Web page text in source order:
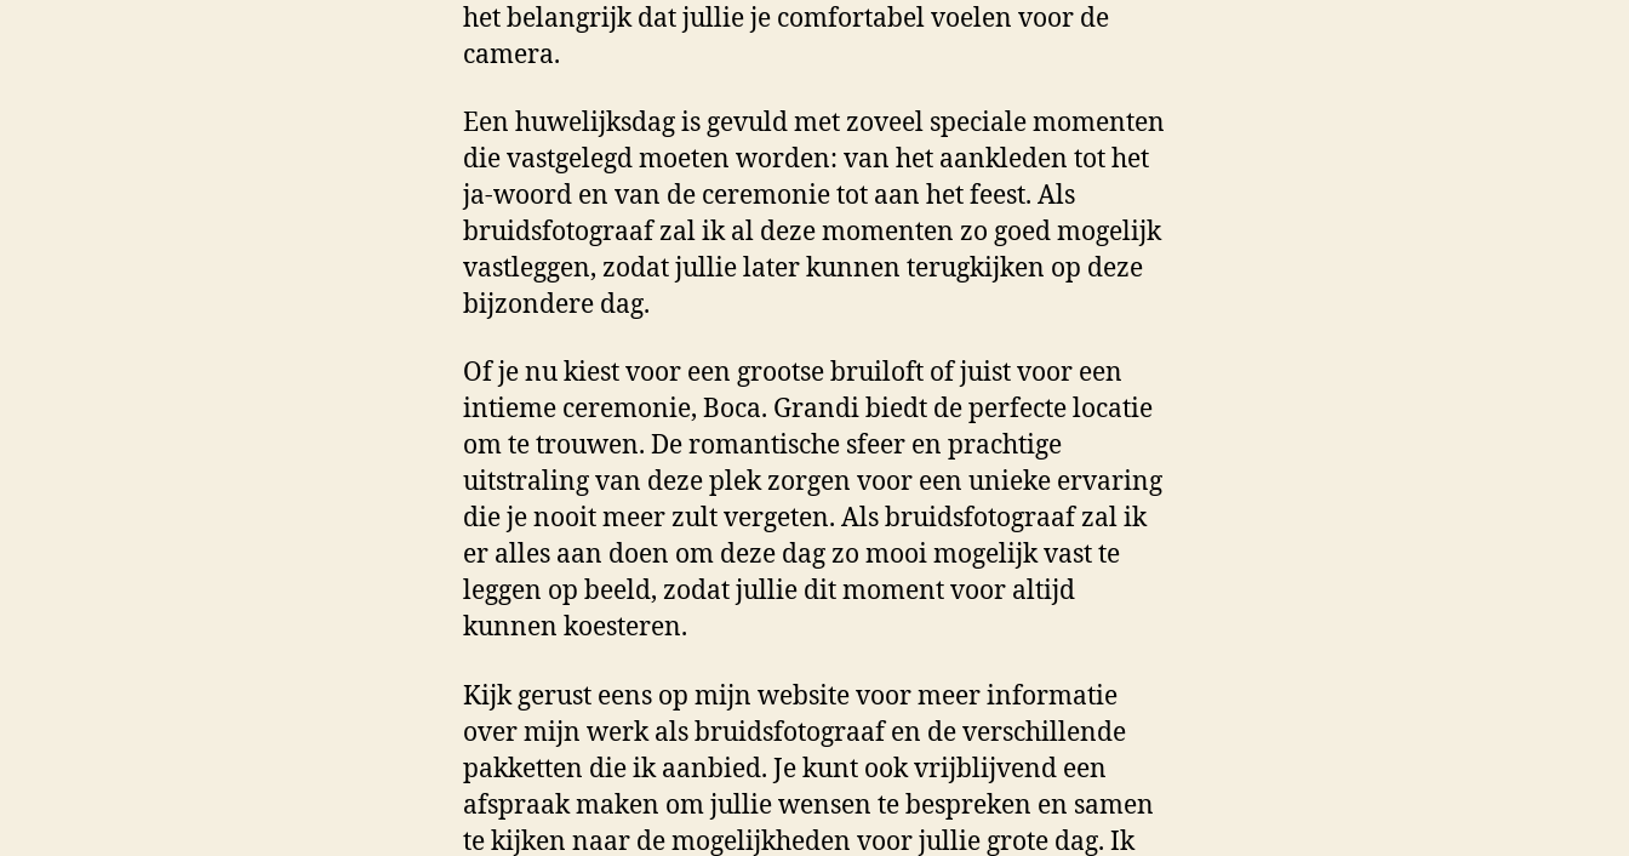
het belangrijk dat jullie je comfortabel voelen voor de
camera.
Een huwelijksdag is gevuld met zoveel speciale momenten
die vastgelegd moeten worden: van het aankleden tot het
ja-woord en van de ceremonie tot aan het feest. Als
bruidsfotograaf zal ik al deze momenten zo goed mogelijk
vastleggen, zodat jullie later kunnen terugkijken op deze
bijzondere dag.
Of je nu kiest voor een grootse bruiloft of juist voor een
intieme ceremonie, Boca. Grandi biedt de perfecte locatie
om te trouwen. De romantische sfeer en prachtige
uitstraling van deze plek zorgen voor een unieke ervaring
die je nooit meer zult vergeten. Als bruidsfotograaf zal ik
er alles aan doen om deze dag zo mooi mogelijk vast te
leggen op beeld, zodat jullie dit moment voor altijd
kunnen koesteren.
Kijk gerust eens op mijn website voor meer informatie
over mijn werk als bruidsfotograaf en de verschillende
pakketten die ik aanbied. Je kunt ook vrijblijvend een
afspraak maken om jullie wensen te bespreken en samen
te kijken naar de mogelijkheden voor jullie grote dag. Ik